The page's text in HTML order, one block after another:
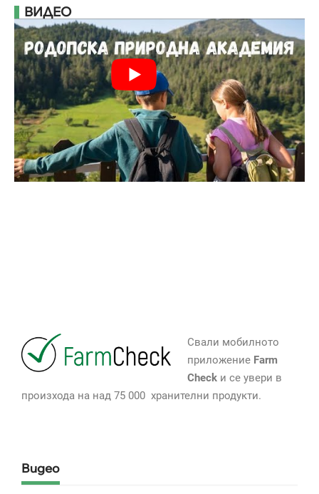
ВИДЕО
Свали мобилното
приложение Farm
Checkи се увери в
произхода на над 75 000 хранителни продукти.
Видео